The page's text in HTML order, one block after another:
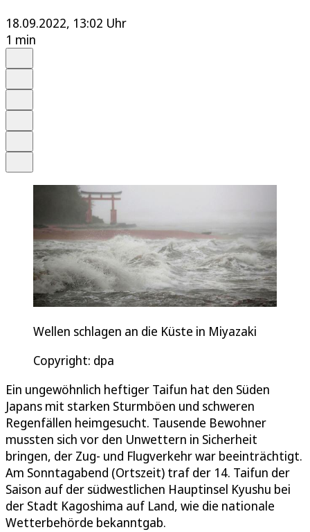
18.09.2022, 13:02 Uhr
1 min
Wellen schlagen an die Küste in Miyazaki
Copyright: dpa
Ein ungewöhnlich heftiger Taifun hat den Süden
Japans mit starken Sturmböen und schweren
Regenfällen heimgesucht. Tausende Bewohner
mussten sich vor den Unwettern in Sicherheit
bringen, der Zug- und Flugverkehr war beeinträchtigt.
Am Sonntagabend (Ortszeit) traf der 14. Taifun der
Saison auf der südwestlichen Hauptinsel Kyushu bei
der Stadt Kagoshima auf Land, wie die nationale
Wetterbehörde bekanntgab.